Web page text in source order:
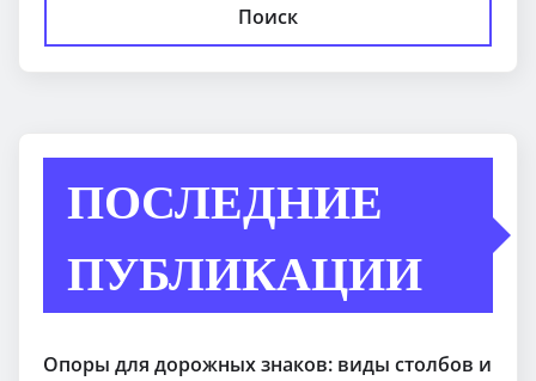
Поиск
ПОСЛЕДНИЕ
ПУБЛИКАЦИИ
Опоры для дорожных знаков: виды столбов и